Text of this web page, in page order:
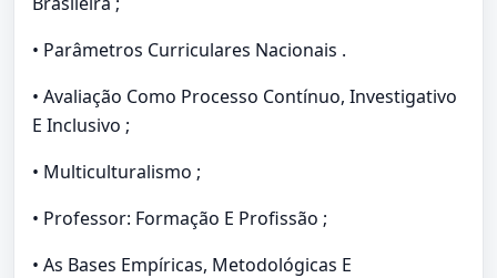
• Parâmetros Curriculares Nacionais .
• Avaliação Como Processo Contínuo, Investigativo
E Inclusivo ;
• Multiculturalismo ;
• Professor: Formação E Profissão ;
• As Bases Empíricas, Metodológicas E